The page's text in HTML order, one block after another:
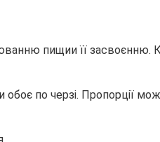
пищии її засвоєнню.
по черзі. Пропорції